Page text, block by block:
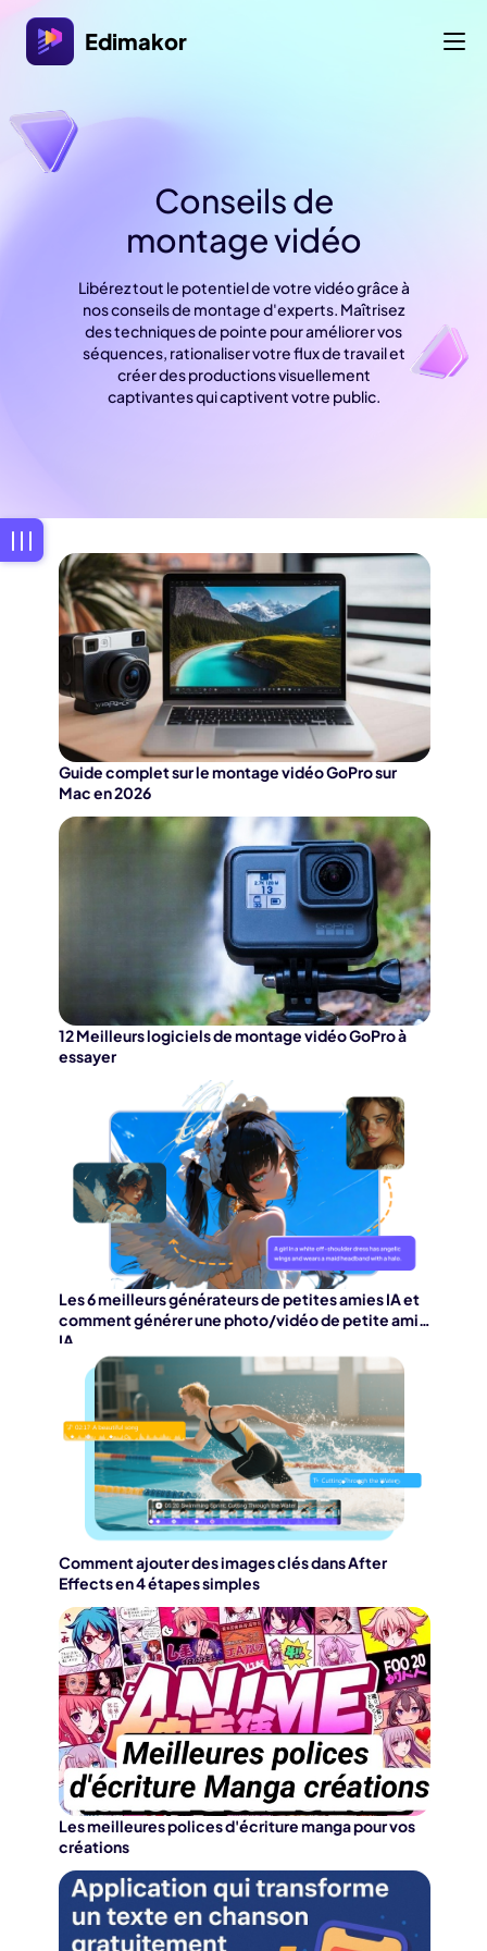
Edimakor
Conseils de
montage vidéo
Libérez tout le potentiel de votre vidéo grâce à
nos conseils de montage d'experts. Maîtrisez
des techniques de pointe pour améliorer vos
séquences, rationaliser votre flux de travail et
créer des productions visuellement
captivantes qui captivent votre public.
Guide complet sur le montage vidéo GoPro sur
Mac en 2026
12 Meilleurs logiciels de montage vidéo GoPro à
essayer
Les 6 meilleurs générateurs de petites amies IA et
comment générer une photo/vidéo de petite amie
IA
Comment ajouter des images clés dans After
Effects en 4 étapes simples
Les meilleures polices d'écriture manga pour vos
créations